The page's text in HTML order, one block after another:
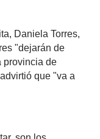
Daniela Torres,
"dejarán de
provincia de
que "va a